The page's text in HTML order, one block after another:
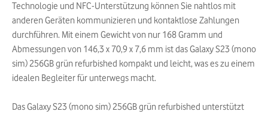
Technologie und NFC-Unterstützung können Sie nahtlos mit
anderen Geräten kommunizieren und kontaktlose Zahlungen
durchführen. Mit einem Gewicht von nur 168 Gramm und
Abmessungen von 146,3 x 70,9 x 7,6 mm ist das Galaxy S23 (mono
sim) 256GB grün refurbished kompakt und leicht, was es zu einem
idealen Begleiter für unterwegs macht.
Das Galaxy S23 (mono sim) 256GB grün refurbished unterstützt